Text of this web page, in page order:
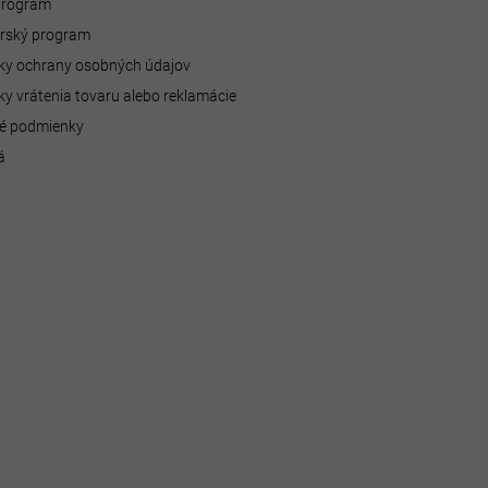
program
ochrany osobných údajov
vrátenia tovaru alebo reklamácie
podmienky